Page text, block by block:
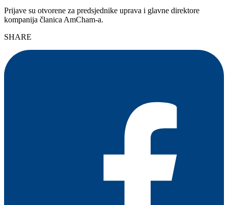
Prijave su otvorene za predsjednike uprava i glavne direktore
kompanija članica AmCham-a.
SHARE